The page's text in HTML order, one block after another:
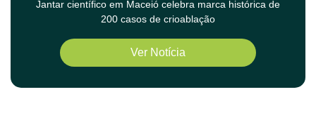
Jantar científico em Maceió celebra marca histórica de
200 casos de crioablação
Ver Notícia